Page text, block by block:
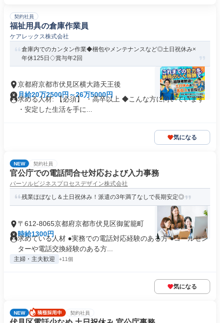
契約社員
福祉用具の倉庫作業員
ケアレックス株式会社
倉庫内でのカンタン作業◆梱包やメンテナンスなど◎土日祝休み×
年休125日◇賞与年2回
京都府京都市伏見区横大路天王後
月給20万2500円～26万5000円
求める人材: 【必須】 ・高卒以上 ◆こんな方に向いています
・安定した生活を手に...
気になる
NEW 契約社員
官公庁での電話問合せ対応および入力事務
パーソルビジネスプロセスデザイン株式会社
残業ほぼなし＆土日祝休み！派遣の3年満了なしで長期安定◎
〒612-8065京都府京都市伏見区御駕籠町
時給1300円
求めている人材 ●実務での電話対応経験のある方 ●コールセン
ターや電話交換経験のある方...
主婦・主夫歓迎 +11個
気になる
NEW 契約社員